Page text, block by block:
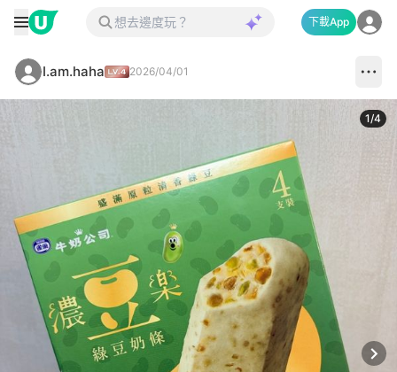
下載App
I.am.haha 2026/04/01
1/4